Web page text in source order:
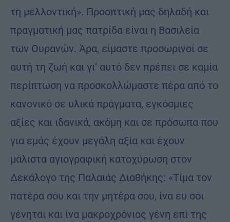
τη μελλοντική». Προοπτική μας δηλαδή και
πραγματική μας πατρίδα είναι η Βασιλεία
των Ουρανών. Άρα, είμαστε προσωρινοί σε
αυτή τη ζωή και γι’ αυτό δεν πρέπει σε καμία
περίπτωση να προσκολλώμαστε πέρα από το
κανονικό σε υλικά πράγματα, εγκόσμιες
αξίες και ιδανικά, ακόμη και σε πρόσωπα που
για εμάς έχουν μεγάλη αξία και έχουν
μάλιστα αγιογραφική κατοχύρωση στον
Δεκάλογο της Παλαιάς Διαθήκης: «Τίμα τον
πατέρα σου και την μητέρα σου, ίνα ευ σοι
γένηται και ίνα μακροχρόνιος γένη επί της